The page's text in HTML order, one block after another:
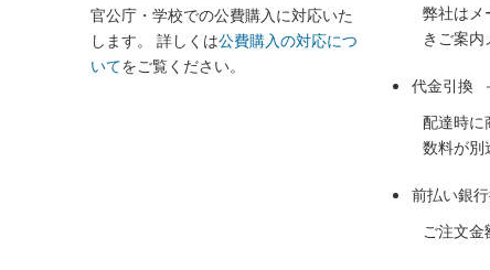
官公庁・学校での公費購入に対応いた
します。 詳しくは公費購入の対応につ
いてをご覧ください。
弊社はメ
きご案
代金引換
配達時に
数料が別
前払い銀
ご注文金